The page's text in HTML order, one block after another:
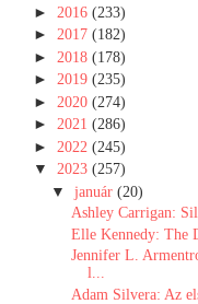
► 2016 (233)
► 2017 (182)
► 2018 (178)
► 2019 (235)
► 2020 (274)
► 2021 (286)
► 2022 (245)
▼ 2023 (257)
▼ január(20)
Ashley Carrigan:
Elle Kennedy: The
Jennifer L.
l...
Adam Silvera: Az